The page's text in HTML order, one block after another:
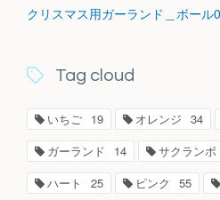
クリスマス用ガーランド＿ボール
Tag cloud
いちご 19 オレンジ 34
ガーランド
14 サクランボ
ハート
25 ピンク 55